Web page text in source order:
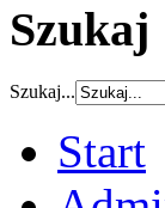
Szukaj
Szukaj...
Start